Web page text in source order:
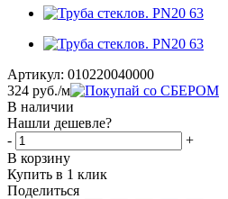
Артикул: 010220040000
324 руб./м
В наличии
Нашли дешевле?
-
+
В корзину
Купить в 1 клик
Поделиться